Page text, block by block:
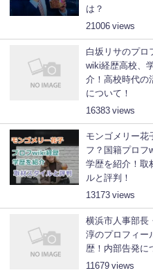
は？
21006
白坂リサのプロ
wiki経歴高校、
介！高校時代の
について！
16383
モンゴメリー花
フ？国籍プロフ
学歴を紹介！取
ルと評判！
13173
横浜市人事部長
淳のプロフィー
歴！内部告発に
11679